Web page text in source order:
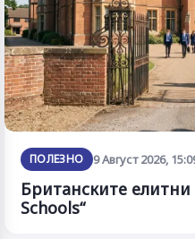
ПОЛЕЗНО 9 Август 2026,
Британските
Schools“